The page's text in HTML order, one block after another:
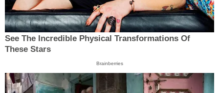
See The Incredible Physical Transformations Of
These Stars
Brainberries